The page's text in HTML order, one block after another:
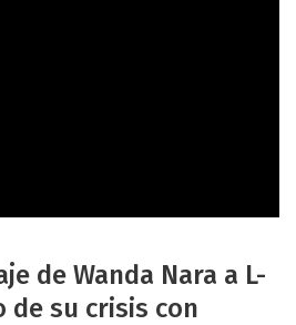
de Wanda Nara a L-
de su crisis con